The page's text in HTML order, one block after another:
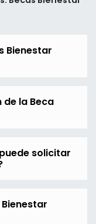
Bienestar
de la Beca
solicitar